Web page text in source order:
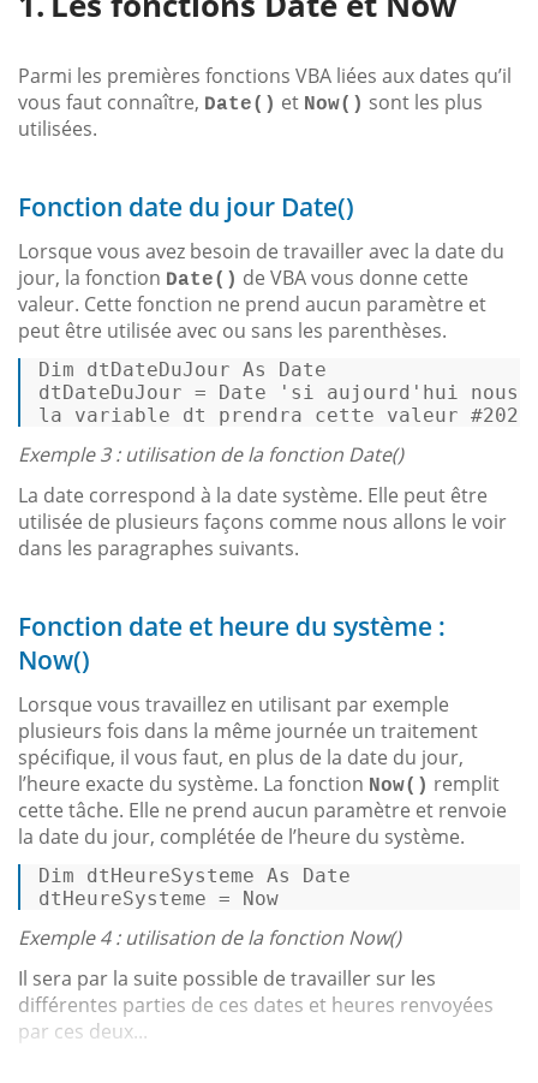
Parmi les premières fonctions VBA liées aux dates qu’il
vous faut connaître, Date() et Now() sont les plus
utilisées.
Fonction date du jour Date()
Lorsque vous avez besoin de travailler avec la date du
jour, la fonction Date() de VBA vous donne cette
valeur. Cette fonction ne prend aucun paramètre et
peut être utilisée avec ou sans les parenthèses.
Dim dtDateDuJour As
Date
dtDateDuJour = Date
'si aujourd'hui nous
la variable dt prendra cette valeur #2023
Exemple 3 : utilisation de la fonction Date()
La date correspond à la date système. Elle peut être
utilisée de plusieurs façons comme nous allons le voir
dans les paragraphes suivants.
Fonction date et heure du système :
Now()
Lorsque vous travaillez en utilisant par exemple
plusieurs fois dans la même journée un traitement
spécifique, il vous faut, en plus de la date du jour,
l’heure exacte du système. La fonction Now() remplit
cette tâche. Elle ne prend aucun paramètre et renvoie
la date du jour, complétée de l’heure du système.
Dim dtHeureSysteme As
Date
dtHeureSysteme = Now
Exemple 4 : utilisation de la fonction Now()
Il sera par la suite possible de travailler sur les
différentes parties de ces dates et heures renvoyées
par ces deux...